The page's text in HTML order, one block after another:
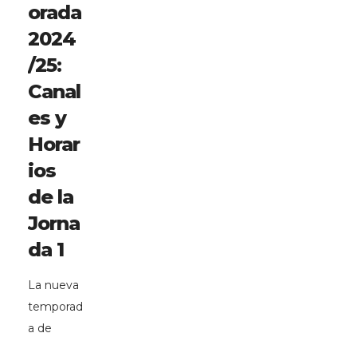
orada
2024
/25:
Canal
es y
Horar
ios
de la
Jorna
da 1
La nueva
temporad
a de